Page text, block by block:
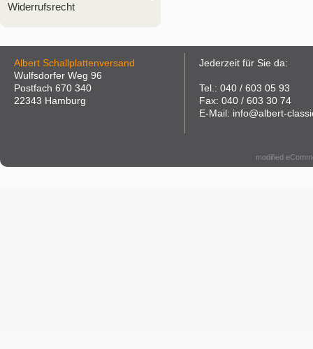
Widerrufsrecht
Albert Schallplattenversand
Wulfsdorfer Weg 96
Postfach 670 340
22343 Hamburg
Jederzeit für Sie da:
Tel.: 040 / 603 05 93
Fax: 040 / 603 30 74
E-Mail: info@albert-
modified